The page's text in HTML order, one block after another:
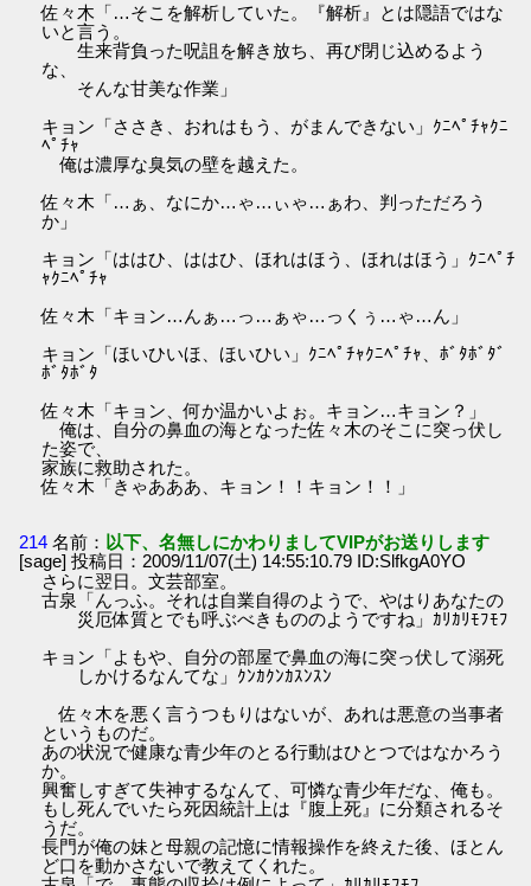
佐々木「…そこを解析していた。『解析』とは隠語ではな
いと言う。
生来背負った呪詛を解き放ち、再び閉じ込めるよう
な、
そんな甘美な作業」
キョン「ささき、おれはもう、がまんできない」ｸﾆﾍﾟﾁｬｸﾆ
ﾍﾟﾁｬ
俺は濃厚な臭気の壁を越えた。
佐々木「…ぁ、なにか…ゃ…ぃゃ…ぁわ、判っただろう
か」
キョン「ははひ、ははひ、ほれはほう、ほれはほう」ｸﾆﾍﾟﾁ
ｬｸﾆﾍﾟﾁｬ
佐々木「キョン…んぁ…っ…ぁゃ…っくぅ…ゃ…ん」
キョン「ほいひいほ、ほいひい」ｸﾆﾍﾟﾁｬｸﾆﾍﾟﾁｬ、ﾎﾞﾀﾎﾞﾀﾞ
ﾎﾞﾀﾎﾞﾀ
佐々木「キョン、何か温かいよぉ。キョン…キョン？」
俺は、自分の鼻血の海となった佐々木のそこに突っ伏し
た姿で、
家族に救助された。
佐々木「きゃあああ、キョン！！キョン！！」
214 名前： 以下、名無しにかわりましてVIPがお送りします
[sage] 投稿日：2009/11/07(土) 14:55:10.79 ID:SlfkgA0YO
さらに翌日。文芸部室。
古泉「んっふ。それは自業自得のようで、やはりあなたの
災厄体質とでも呼ぶべきもののようですね」ｶﾘｶﾘﾓﾌﾓﾌ
キョン「よもや、自分の部屋で鼻血の海に突っ伏して溺死
しかけるなんてな」ｸﾝｶｸﾝｶｽﾝｽﾝ
佐々木を悪く言うつもりはないが、あれは悪意の当事者
というものだ。
あの状況で健康な青少年のとる行動はひとつではなかろう
か。
興奮しすぎて失神するなんて、可憐な青少年だな、俺も。
もし死んでいたら死因統計上は『腹上死』に分類されるそ
うだ。
長門が俺の妹と母親の記憶に情報操作を終えた後、ほとん
ど口を動かさないで教えてくれた。